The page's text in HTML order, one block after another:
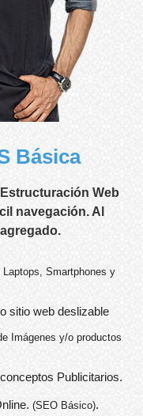
Básica
Web
navegación. Al
Laptops, Smartphones y
sitio web deslizable
Imágenes y/o productos
Publicitarios.
(SEO Básico).